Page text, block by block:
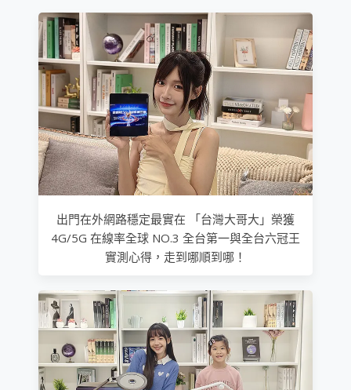
出門在外網路穩定最實在 「台灣大哥大」榮獲
4G/5G 在線率全球 NO.3 全台第一與全台六冠王
實測心得，走到哪順到哪！